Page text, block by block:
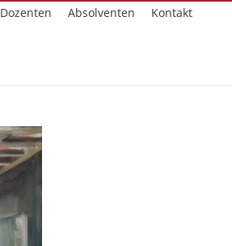
Dozenten Absolventen Kontakt